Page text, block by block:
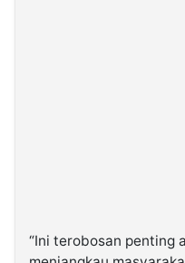
“Ini terobosan penting